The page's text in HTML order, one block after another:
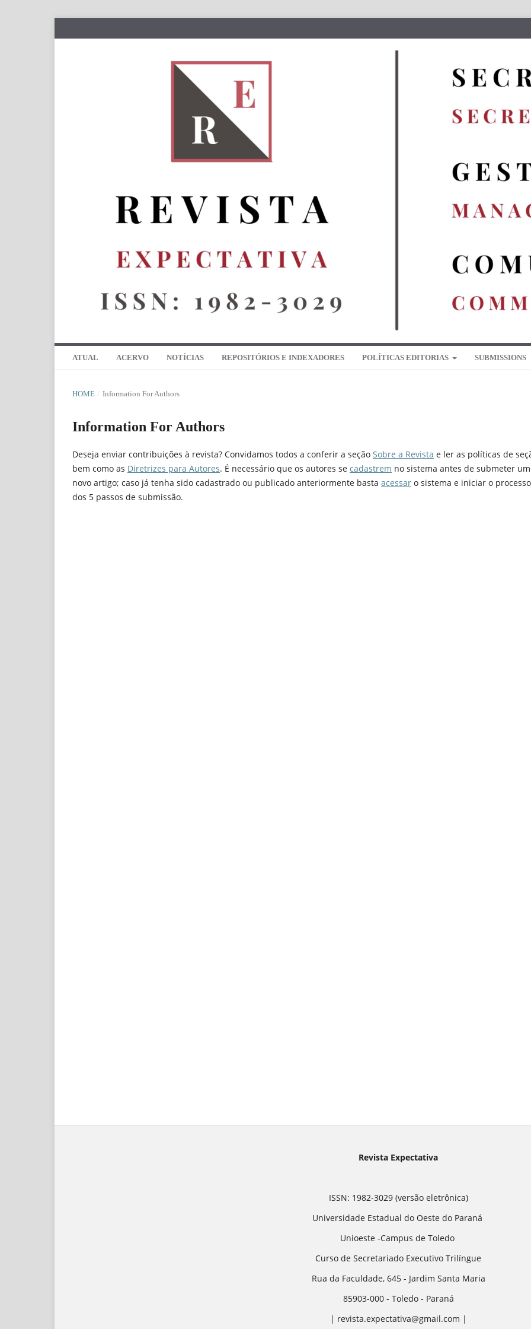
ATUAL ACERVO NOTÍCIAS REPOSITÓRIOS E INDEXADORES POLÍTICAS EDITORIAS SUBMISSIONS
HOME / Information For Authors
Information For Authors
Deseja enviar contribuições à revista? Convidamos todos a conferir a seção Sobre a Revista e ler as políticas de
bem como as Diretrizes para Autores. É necessário que os autores se cadastrem no sistema antes de submeter um
novo artigo; caso já tenha sido cadastrado ou publicado anteriormente basta acessar o sistema e iniciar o processo
dos 5 passos de submissão.
Revista Expectativa
ISSN: 1982-3029 (versão eletrônica)
Universidade Estadual do Oeste do Paraná
Unioeste -Campus de Toledo
Curso de Secretariado Executivo Trilíngue
Rua da Faculdade, 645 - Jardim Santa Maria
85903-000 - Toledo - Paraná
| revista.expectativa@gmail.com |